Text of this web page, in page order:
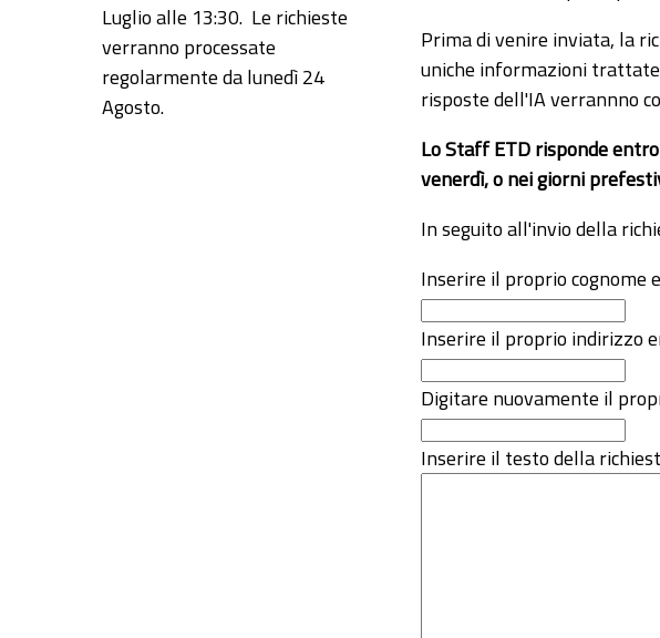
Luglio alle 13:30. Le richieste
verranno processate
regolarmente da lunedì 24
Agosto.
Prima di venire inviata, la
uniche informazioni
risposte dell'IA verrannno
Lo Staff ETD risponde
venerdì, o nei giorni
In seguito all'invio della
Inserire il proprio cognome
Inserire il proprio indirizzo
Digitare nuovamente il
Inserire il testo della